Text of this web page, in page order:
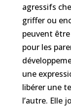
agressifs
griffer ou
peuvent
pour les
une
libérer une
l’autre. Elle